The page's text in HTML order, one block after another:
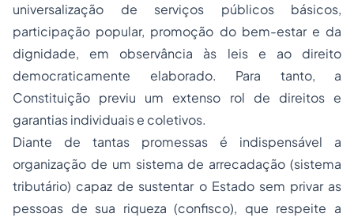
universalização de serviços públicos básicos,
participação popular, promoção do bem-estar e da
dignidade, em observância às leis e ao direito
democraticamente elaborado. Para tanto, a
Constituição previu um extenso rol de direitos e
garantias individuais e coletivos.
Diante de tantas promessas é indispensável a
organização de um sistema de arrecadação (sistema
tributário) capaz de sustentar o Estado sem privar as
pessoas de sua riqueza (confisco), que respeite a